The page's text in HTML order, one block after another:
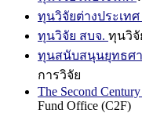
ทุนวิจัยต่างประเทศ
ทุนวิจัย สบจ. ทุนวิจั
ทุนสนับสนุนยุทธศา
การวิจัย
The Second
Fund Office (C2F)